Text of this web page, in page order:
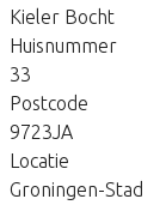
Kieler Bocht
Huisnummer
33
Postcode
9723JA
Locatie
Groningen-Stad